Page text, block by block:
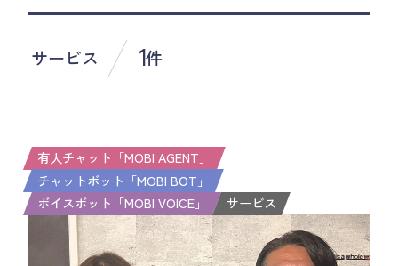
サービス 1件
有人チャット「MOBI AGENT」
チャットボット「MOBI BOT」
ボイスボット「MOBI VOICE」
サービス